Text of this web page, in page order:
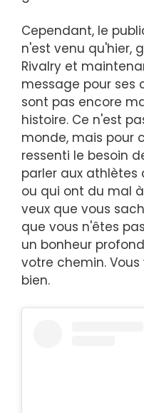
Cependant, le
n'est venu qu'hier,
Rivalry et
message pour ses
sont pas encore
histoire. Ce n'est
monde, mais pour
ressenti le besoin
parler aux
ou qui ont du mal
veux que vous
que vous n'êtes
un bonheur
votre chemin.
bien.